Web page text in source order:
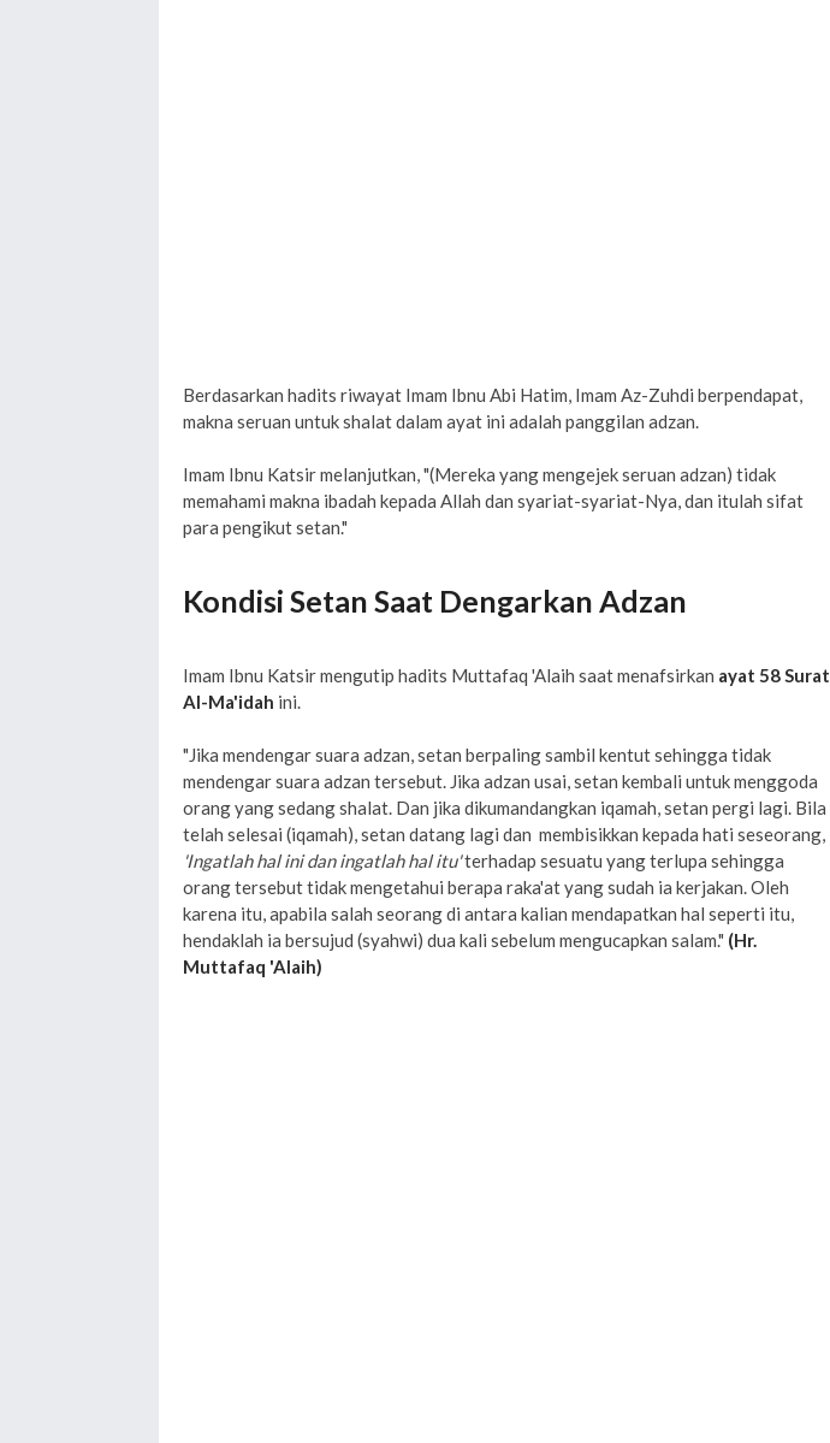
Berdasarkan hadits riwayat Imam Ibnu Abi Hatim, Imam Az-Zuhdi berpendapat,
makna seruan untuk shalat dalam ayat ini adalah panggilan adzan.
Imam Ibnu Katsir melanjutkan, "(Mereka yang mengejek seruan adzan) tidak
memahami makna ibadah kepada Allah dan syariat-syariat-Nya, dan itulah sifat
para pengikut setan."
Kondisi Setan Saat Dengarkan Adzan
Imam Ibnu Katsir mengutip hadits Muttafaq 'Alaih saat menafsirkan ayat 58 Surat
Al-Ma'idah ini.
"Jika mendengar suara adzan, setan berpaling sambil kentut sehingga tidak
mendengar suara adzan tersebut. Jika adzan usai, setan kembali untuk menggoda
orang yang sedang shalat. Dan jika dikumandangkan iqamah, setan pergi lagi. Bila
telah selesai (iqamah), setan datang lagi dan membisikkan kepada hati seseorang,
'Ingatlah hal ini dan ingatlah hal itu'terhadap sesuatu yang terlupa sehingga
orang tersebut tidak mengetahui berapa raka'at yang sudah ia kerjakan. Oleh
karena itu, apabila salah seorang di antara kalian mendapatkan hal seperti itu,
hendaklah ia bersujud (syahwi) dua kali sebelum mengucapkan salam." (Hr.
Muttafaq 'Alaih)